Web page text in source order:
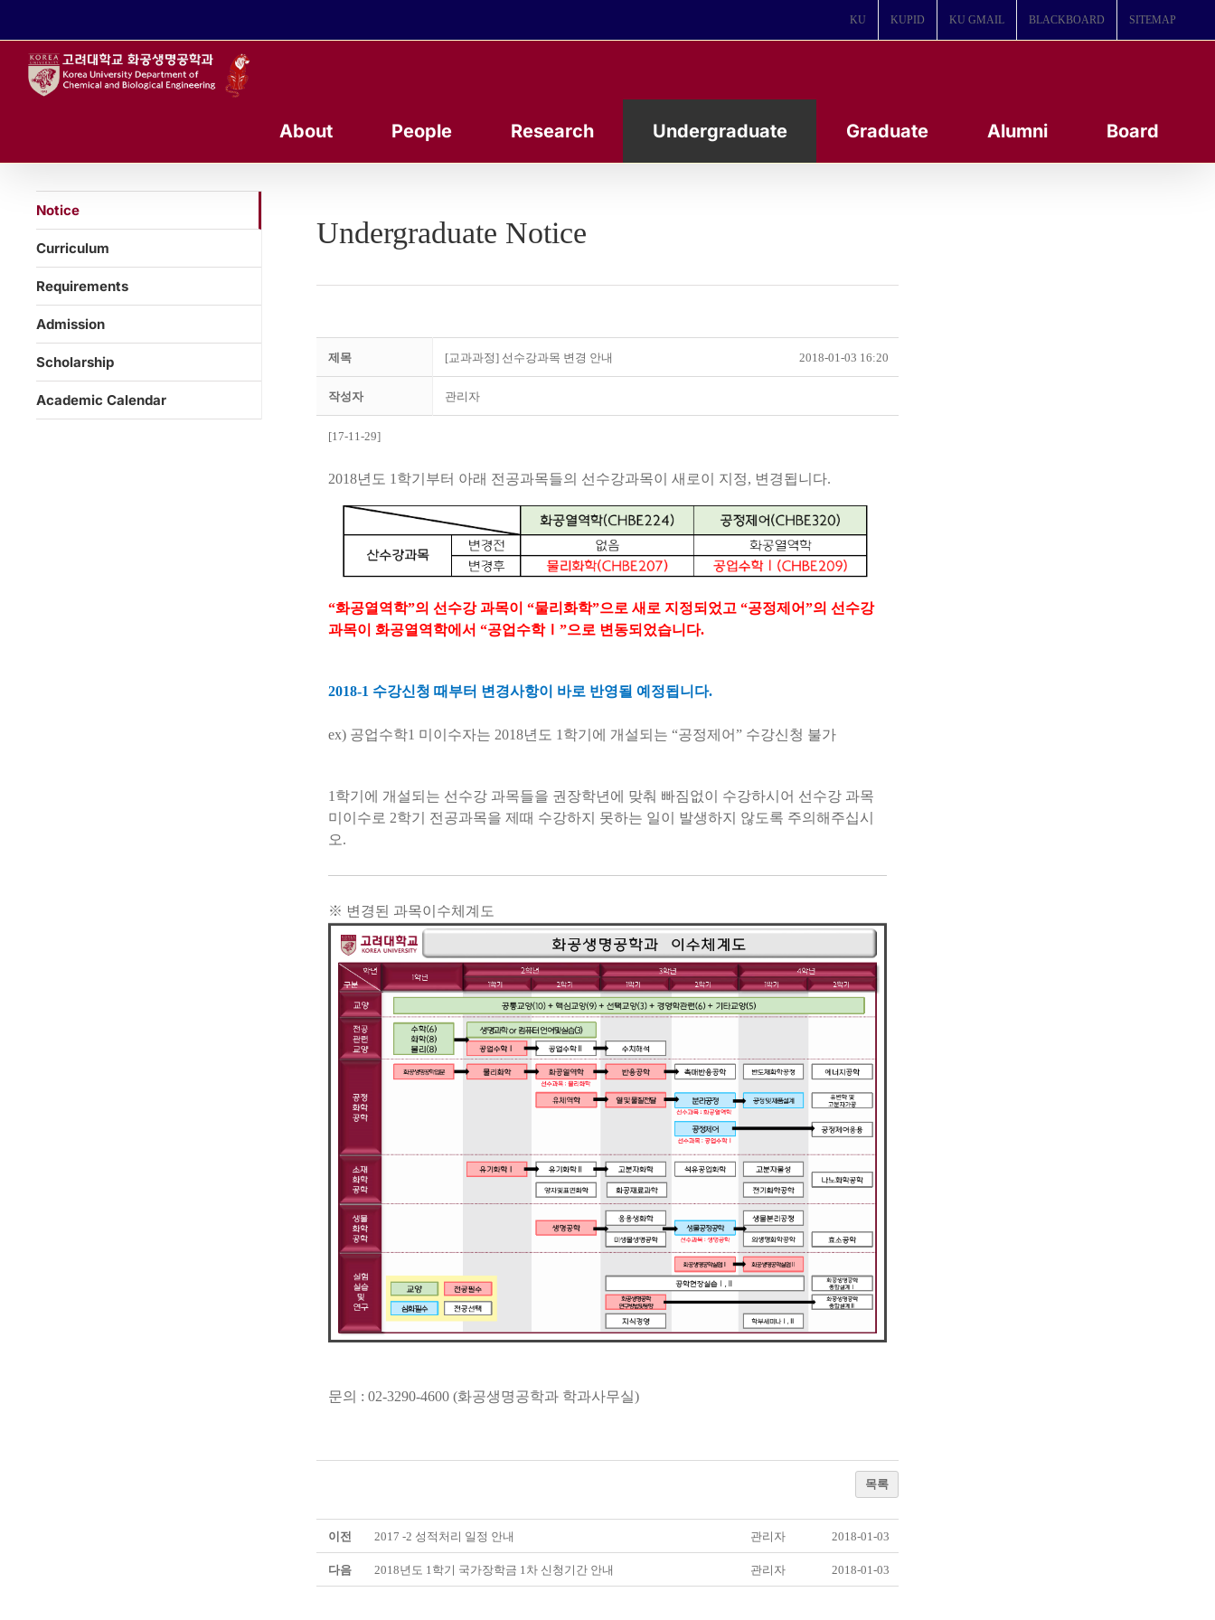
KU KUPID KU GMAIL BLACKBOARD SITEMAP
About People Research Undergraduate Graduate Alumni Board
Undergraduate Notice
제목 [교과과정] 선수강과목 변경 안내 2018-01-03 16:20
작성자 관리자
[17-11-29]
2018년도 1 학기부터 아래 전공과목들의 선수강과목이 새로이 지정, 변경됩니다.
“화공열역학”의 선수강 과목이 “물리화학”으로 새로 지정되었고 “공정제어”의 선수강
과목이 화공열역학에서 “공업수학Ⅰ ”으로 변동되었습니다.
2018-1 수강신청 때부터 변경사항이 바로 반영될 예정됩니다.
ex) 공업수학1 미이수자는 2018년도 1학기에 개설되는 “공정제어” 수강신청 불가
1학기에 개설되는 선수강 과목들을 권장학년에 맞춰 빠짐없이 수강하시어 선수강 과목
미이수로 2학기 전공과목을 제때 수강하지 못하는 일이 발생하지 않도록 주의해주십시
오.
※ 변경된 과목이수체계도
문의 : 02-3290-4600 (화공생명공학과 학과사무실)
목록
이전 2017 -2 성적처리 일정 안내 관리자 2018-01-03
다음 2018년도 1학기 국가장학금 1차 신청기간 안내 관리자 2018-01-03
Notice
Curriculum
Requirements
Admission
Scholarship
Academic Calendar